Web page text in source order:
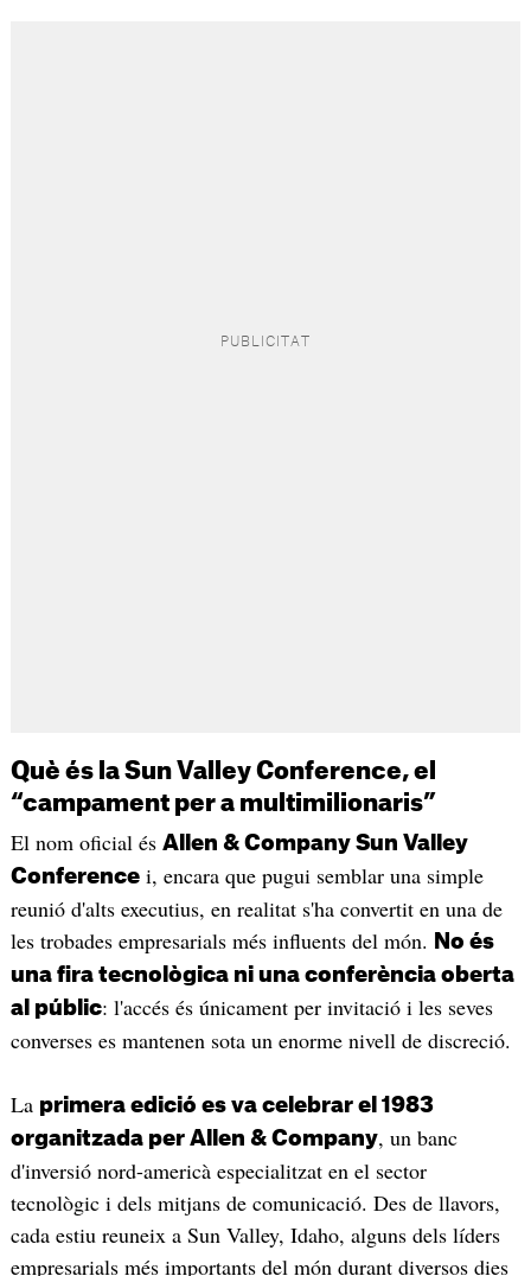
Què és la Sun Valley Conference, el
“campament per a multimilionaris”
El nom oficial és Allen & Company Sun Valley
Conferencei, encara que pugui semblar una simple
reunió d'alts executius, en realitat s'ha convertit en una de
les trobades empresarials més influents del món.
No és
una fira tecnològica ni una conferència oberta
al públic: l'accés és únicament per invitació i les seves
converses es mantenen sota un enorme nivell de discreció.
La primera edició es va celebrar el 1983
organitzada per Allen & Company, un banc
d'inversió nord-americà especialitzat en el sector
tecnològic i dels mitjans de comunicació. Des de llavors,
cada estiu reuneix a Sun Valley, Idaho, alguns dels líders
empresarials més importants del món durant diversos dies